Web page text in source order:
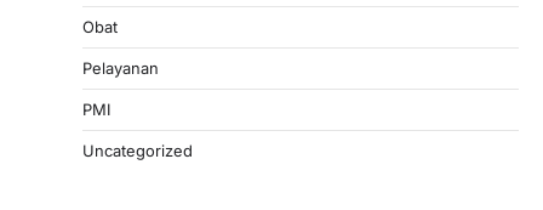
Obat
Pelayanan
PMI
Uncategorized